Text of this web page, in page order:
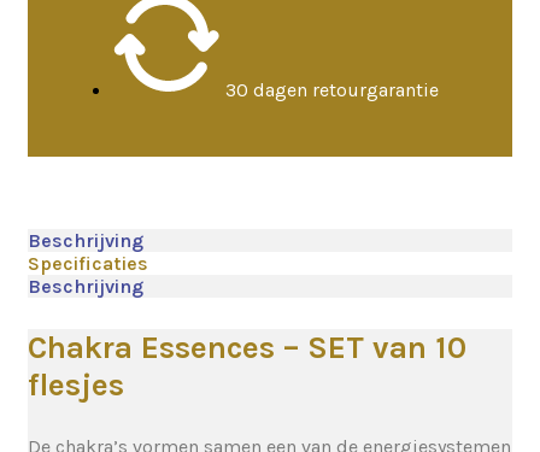
30 dagen retourgarantie
Beschrijving
Specificaties
Beschrijving
Chakra Essences – SET van 10
flesjes
De chakra’s vormen samen een van de energiesystemen